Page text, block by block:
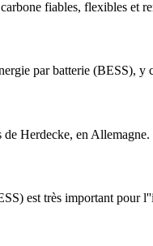
fiables, flexibles et
par batterie (BESS),
Herdecke, en
est très important pour